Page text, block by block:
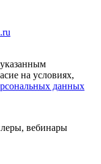
на условиях,
данных
вебинары